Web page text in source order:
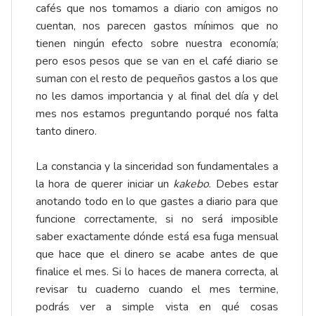
cafés que nos tomamos a diario con amigos no
cuentan, nos parecen gastos mínimos que no
tienen ningún efecto sobre nuestra economía;
pero esos pesos que se van en el café diario se
suman con el resto de pequeños gastos a los que
no les damos importancia y al final del día y del
mes nos estamos preguntando porqué nos falta
tanto dinero.
La constancia y la sinceridad son fundamentales a
la hora de querer iniciar un kakebo. Debes estar
anotando todo en lo que gastes a diario para que
funcione correctamente, si no será imposible
saber exactamente dónde está esa fuga mensual
que hace que el dinero se acabe antes de que
finalice el mes. Si lo haces de manera correcta, al
revisar tu cuaderno cuando el mes termine,
podrás ver a simple vista en qué cosas